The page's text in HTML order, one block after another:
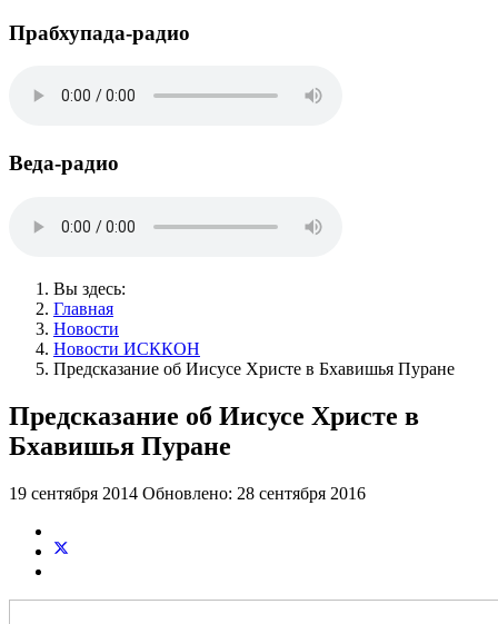
Прабхупада-радио
Веда-радио
Вы здесь:
Главная
Новости
Новости ИСККОН
Предсказание об Иисусе Христе в Бхавишья Пуране
Предсказание об Иисусе Христе в
Бхавишья Пуране
19 сентября 2014 Обновлено: 28 сентября 2016